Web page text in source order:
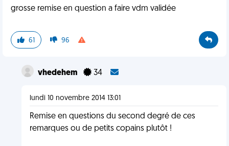
grosse remise en question a faire vdm validée
61 96
vhedehem 34
lundi 10 novembre 2014 13:01
Remise en questions du second degré de ces
remarques ou de petits copains plutôt !